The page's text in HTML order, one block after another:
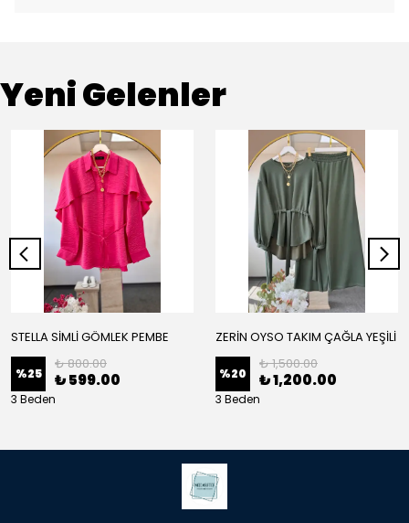
Yeni Gelenler
STELLA SİMLİ GÖMLEK PEMBE
%25
₺ 800.00
₺ 599.00
3 Beden
ZERİN OYSO TAKIM ÇAĞLA YEŞİLİ
%20
₺ 1,500.00
₺ 1,200.00
3 Beden